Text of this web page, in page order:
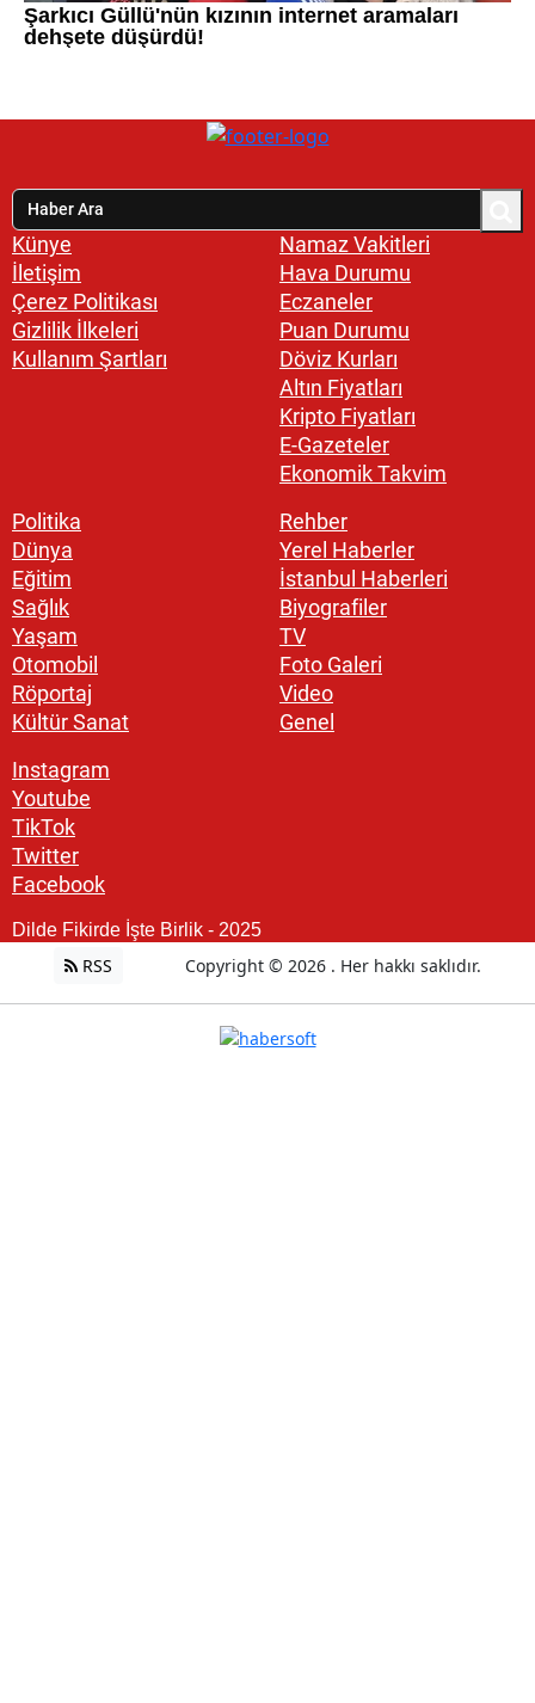
Künye
İletişim
Çerez Politikası
Gizlilik İlkeleri
Kullanım Şartları
Namaz Vakitleri
Hava Durumu
Eczaneler
Puan Durumu
Döviz Kurları
Altın Fiyatları
Kripto Fiyatları
E-Gazeteler
Ekonomik Takvim
Politika
Dünya
Eğitim
Sağlık
Yaşam
Otomobil
Röportaj
Kültür Sanat
Rehber
Yerel Haberler
İstanbul Haberleri
Biyografiler
TV
Foto Galeri
Video
Genel
Instagram
Youtube
TikTok
Twitter
Facebook
Dilde Fikirde İşte Birlik - 2025
RSS Copyright © 2026 . Her hakkı saklıdır.